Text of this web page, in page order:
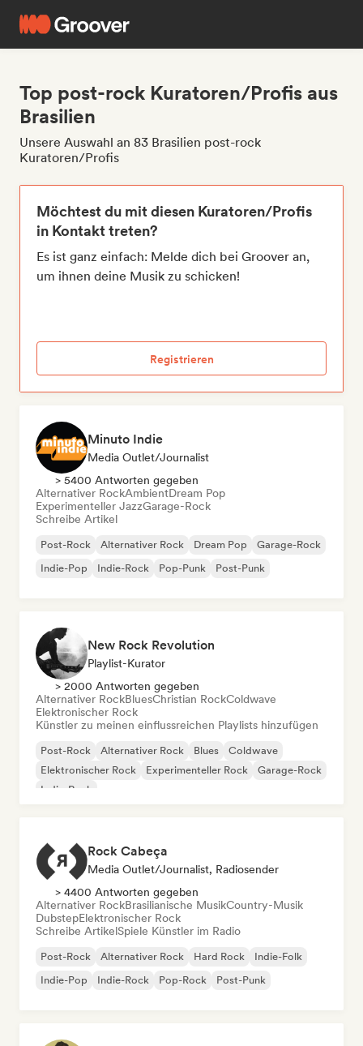
Top post-rock Kuratoren/Profis aus
Brasilien
Unsere Auswahl an 83 Brasilien post-rock
Kuratoren/Profis
Möchtest du mit diesen Kuratoren/Profis
in Kontakt treten?
Es ist ganz einfach: Melde dich bei Groover an,
um ihnen deine Musik zu schicken!
Registrieren
Minuto Indie
Media Outlet/Journalist
> 5400 Antworten gegeben
Alternativer RockAmbientDream Pop
Experimenteller JazzGarage-Rock
Schreibe Artikel
Post-Rock Alternativer Rock Dream Pop
Garage-Rock
Indie-Pop
Indie-Rock Pop-Punk Post-Punk
New Rock Revolution
Playlist-Kurator
> 2000 Antworten gegeben
Alternativer RockBluesChristian RockColdwave
Elektronischer Rock
Künstler zu meinen einflussreichen Playlists hinzufügen
Post-Rock Alternativer Rock Blues
Coldwave
Elektronischer Rock
Experimenteller Rock
Garage-Rock
Indie-Rock
Rock Cabeça
Media Outlet/Journalist, Radiosender
> 4400 Antworten gegeben
Alternativer RockBrasilianische MusikCountry-Musik
DubstepElektronischer Rock
Schreibe ArtikelSpiele Künstler im Radio
Post-Rock Alternativer Rock Hard Rock
Indie-Folk
Indie-Pop
Indie-Rock Pop-Rock Post-Punk